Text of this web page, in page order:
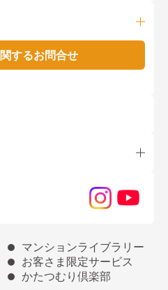
するお問合せ
マンションライブラリー
お客さま限定サービス
かたつむり倶楽部